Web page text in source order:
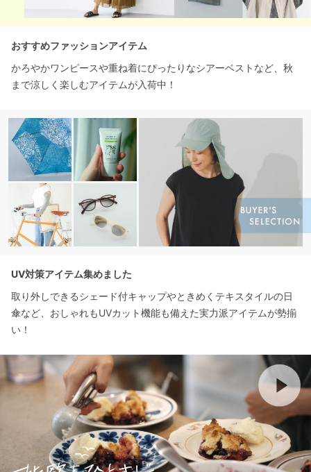
おすすめファッションアイテム
かろやかワンピースや重ね着にぴったりなシアーベストなど、秋
まで涼しく楽しむアイテムが入荷中！
UV対策アイテム集めました
取り外しできるシェード付キャップやときめくテキスタイルの日
傘など、おしゃれもUVカット機能も備えた実力派アイテムが勢揃
い！